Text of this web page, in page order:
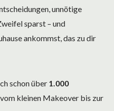
unnötige
sparst – und
ankommst, das zu dir
schon über 1.000
kleinen Makeover bis zur